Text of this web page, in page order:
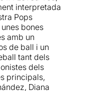
Anglès i
, un milió de
apostat
espectacle
per la gent
aquest gènere
apropar-nos
important en
interpretada
Pops
bones
amb un
de ball i un
tant dels
dels
principals,
Diana